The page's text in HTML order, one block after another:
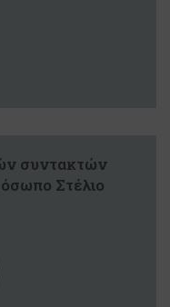
συντακτών
Στέλιο